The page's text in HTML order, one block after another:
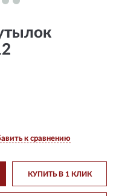
к сравнению
КУПИТЬ В 1 КЛИК